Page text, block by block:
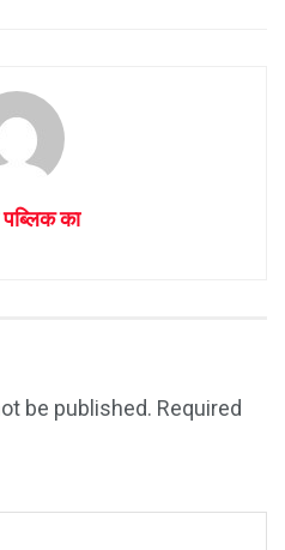
का
be published. Required